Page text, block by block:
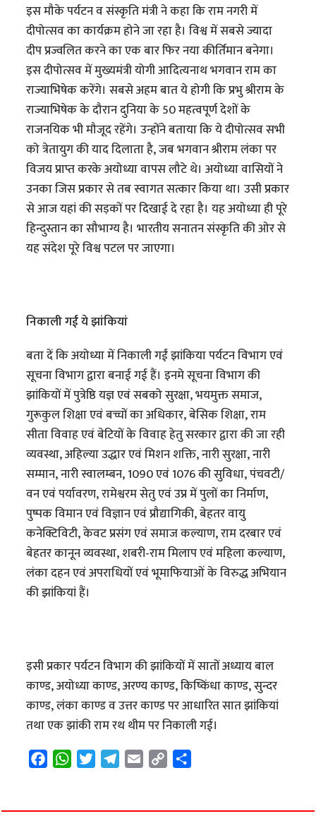
इस मौके पर्यटन व संस्कृति मंत्री ने कहा कि राम नगरी में
दीपोत्सव का कार्यक्रम होने जा रहा है। विश्व में सबसे ज्यादा
दीप प्रज्वलित करने का एक बार फिर नया कीर्तिमान बनेगा।
इस दीपोत्सव में मुख्यमंत्री योगी आदित्यनाथ भगवान राम का
राज्याभिषेक करेंगे। सबसे अहम बात ये होगी कि प्रभु श्रीराम के
राज्याभिषेक के दौरान दुनिया के 50 महत्वपूर्ण देशों के
राजनयिक भी मौजूद रहेंगे। उन्होंने बताया कि ये दीपोत्सव सभी
को त्रेतायुग की याद दिलाता है, जब भगवान श्रीराम लंका पर
विजय प्राप्त करके अयोध्या वापस लौटे थे। अयोध्या वासियों ने
उनका जिस प्रकार से तब स्वागत सत्कार किया था। उसी प्रकार
से आज यहां की सड़कों पर दिखाई दे रहा है। यह अयोध्या ही पूरे
हिन्दुस्तान का सौभाग्य है। भारतीय सनातन संस्कृति की ओर से
यह संदेश पूरे विश्व पटल पर जाएगा।
निकाली गईं ये झांकियां
बता दें कि अयोध्या में निकाली गईं झांकिया पर्यटन विभाग एवं
सूचना विभाग द्वारा बनाई गई हैं। इनमे सूचना विभाग की
झांकियों में पुत्रेष्ठि यज्ञ एवं सबको सुरक्षा, भयमुक्त समाज,
गुरूकुल शिक्षा एवं बच्चों का अधिकार, बेसिक शिक्षा, राम
सीता विवाह एवं बेटियों के विवाह हेतु सरकार द्वारा की जा रही
व्यवस्था, अहिल्या उद्धार एवं मिशन शक्ति, नारी सुरक्षा, नारी
सम्मान, नारी स्वालम्बन, 1090 एवं 1076 की सुविधा, पंचवटी/
वन एवं पर्यावरण, रामेश्वरम सेतु एवं उप्र में पुलों का निर्माण,
पुष्पक विमान एवं विज्ञान एवं प्रौद्यागिकी, बेहतर वायु
कनेक्टिविटी, केवट प्रसंग एवं समाज कल्याण, राम दरबार एवं
बेहतर कानून व्यवस्था, शबरी-राम मिलाप एवं महिला कल्याण,
लंका दहन एवं अपराधियों एवं भूमाफियाओं के विरुद्ध अभियान
की झांकियां हैं।
इसी प्रकार पर्यटन विभाग की झांकियों में सातों अध्याय बाल
काण्ड, अयोध्या काण्ड, अरण्य काण्ड, किष्किंधा काण्ड, सुन्दर
काण्ड, लंका काण्ड व उत्तर काण्ड पर आधारित सात झांकियां
तथा एक झांकी राम रथ थीम पर निकाली गई।
e
W
t
t
e
i
y
r